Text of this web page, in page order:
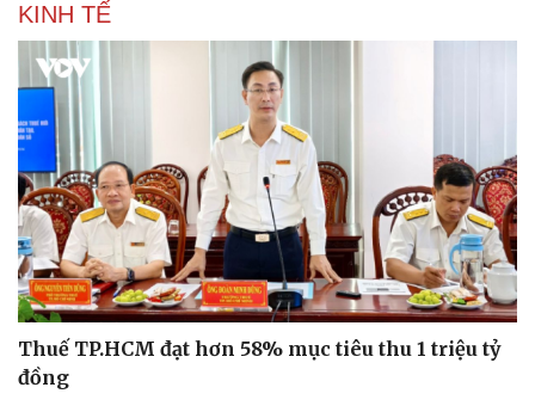
Du lịch
Tư vấn
Săn Tour
check-in
Podcast
Câu chuyện thời sự
Đọc truyện đêm khuya
Kể chuyện cho bé
KINH TẾ
Thuế TP.HCM đạt hơn 58% mục tiêu thu 1 triệu tỷ
đồng